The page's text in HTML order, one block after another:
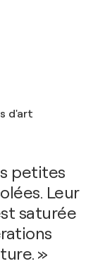
d'art
petites
Leur
saturée
»